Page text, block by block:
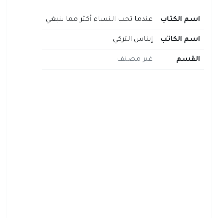
اسم الكتاب عندما تحب النساء أكثر مما ينبغي
اسم الكاتب إيناس التركي
القسم غير مصنف